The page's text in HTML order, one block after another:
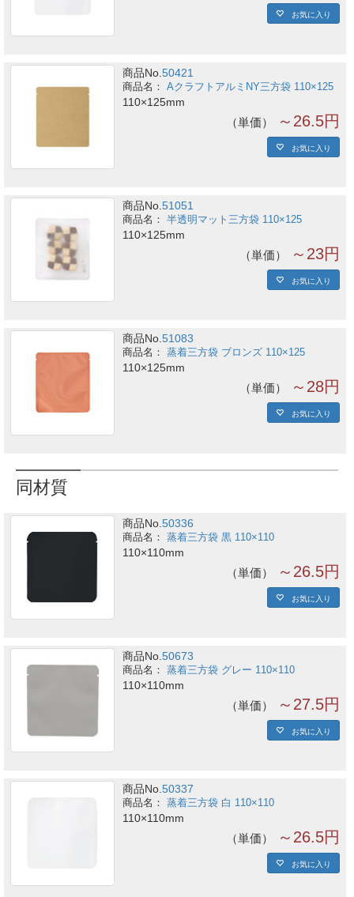
お気に入り
商品No.50421
AクラフトアルミNY三方袋 110×125
110×125mm
単価 ～26.5円
お気に入り
商品No.51051
半透明マット三方袋 110×125
110×125mm
単価 ～23円
お気に入り
商品No.51083
蒸着三方袋 ブロンズ 110×125
110×125mm
単価 ～28円
お気に入り
同材質
商品No.50336
蒸着三方袋 黒 110×110
110×110mm
単価 ～26.5円
お気に入り
商品No.50673
蒸着三方袋 グレー 110×110
110×110mm
単価 ～27.5円
お気に入り
商品No.50337
蒸着三方袋 白 110×110
110×110mm
単価 ～26.5円
お気に入り